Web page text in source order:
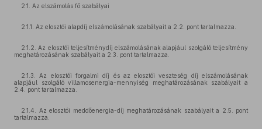
2.1. Az elszámolás fő szabályai
2.1.1. Az elosztói alapdíj elszámolásának szabályait a 2.2. pont tartalmazza.
2.1.2. Az elosztói teljesítménydíj elszámolásának alapjául szolgáló teljesítmény
meghatározásának szabályait a 2.3. pont tartalmazza.
2.1.3. Az elosztói forgalmi díj és az elosztói veszteség díj elszámolásának
alapjául szolgáló villamosenergia-mennyiség meghatározásának szabályait a
2.4. pont tartalmazza.
2.1.4. Az elosztói meddőenergia-díj meghatározásának szabályait a 2.5. pont
tartalmazza.